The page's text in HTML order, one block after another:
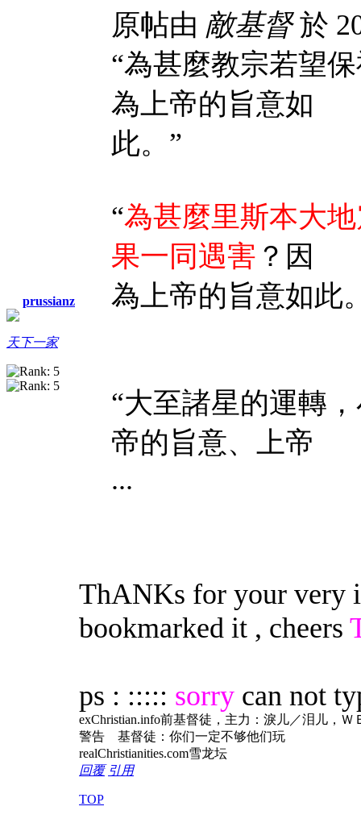
prussianz
天下一家
原帖由 敵基督於
“為甚麼教宗若望
為上帝的旨意如
此。”
“為甚麼里斯本大
果一同遇害 ？因
為上帝的旨意如此
“大至諸星的運轉
帝的旨意、上帝
...
ThANKs for your very
bookmarked it , cheers
ps : ::::: sorry can not
exChristian.info前基督徒，主力：淚儿／泪儿，
警告 基督徒：你们一定不够他们玩
realChristianities.com雪龙坛
回覆 引用
TOP